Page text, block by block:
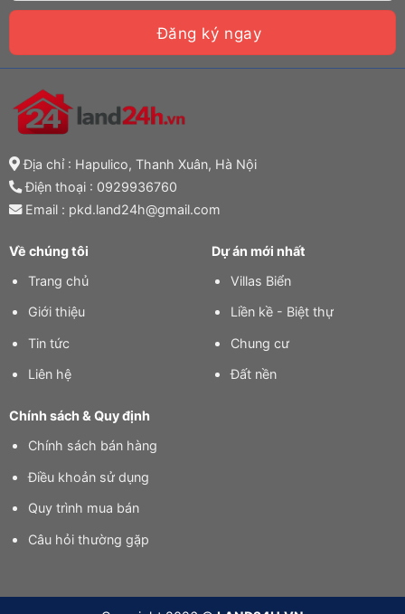
Địa chỉ : Hapulico, Thanh Xuân, Hà Nội
Điện thoại : 0929936760
Email : pkd.land24h@gmail.com
Về chúng tôi
Trang chủ
Giới thiệu
Tin tức
Liên hệ
Dự án mới nhất
Villas Biển
Liền kề - Biệt thự
Chung cư
Đất nền
Chính sách & Quy định
Chính sách bán hàng
Điều khoản sử dụng
Quy trình mua bán
Câu hỏi thường gặp